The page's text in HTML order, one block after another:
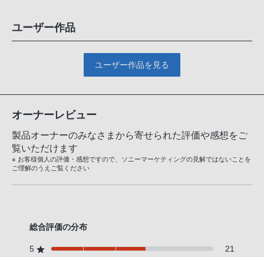
ユーザー作品
ユーザー作品を見る
オーナーレビュー
製品オーナーのみなさまから寄せられた評価や感想をご
覧いただけます
※ お客様個人の評価・感想ですので、ソニーマーケティングの見解ではないことを
ご理解のうえご覧ください
総合評価の分布
5
21